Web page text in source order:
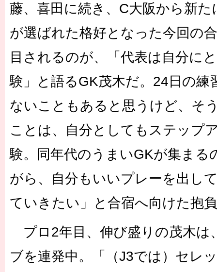
藤、喜田に続き、C大阪から新た
が選ばれた格好となった今回の
目されるのが、「代表は自分に
験」と語るGK茂木だ。24日の練
ないこともあると思うけど、そ
ことは、自分としてもステップ
験。同年代のうまいGKが集まる
がら、自分もいいプレーを出し
ていきたい」と合宿へ向けた抱
プロ2年目、伸び盛りの茂木は
ブを連発中。「（J3では）セレ